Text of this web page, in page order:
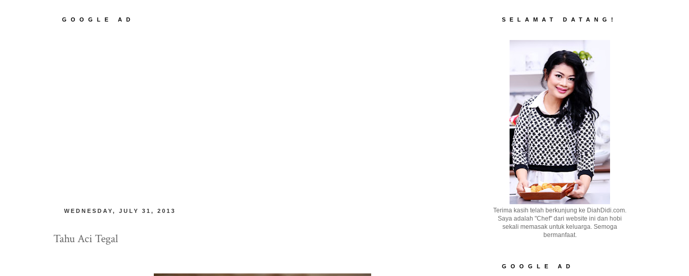
GOOGLE AD
WEDNESDAY, JULY 31, 2013
Tahu Aci Tegal
SELAMAT DATANG!
Terima kasih telah berkunjung ke DiahDidi.com.
Saya adalah "Chef" dari website ini dan hobi
sekali memasak untuk keluarga. Semoga
bermanfaat.
GOOGLE AD